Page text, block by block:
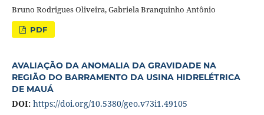
Bruno Rodrigues Oliveira, Gabriela Branquinho Antônio
PDF
AVALIAÇÃO DA ANOMALIA DA GRAVIDADE NA
REGIÃO DO BARRAMENTO DA USINA HIDRELÉTRICA
DE MAUÁ
DOI: https://doi.org/10.5380/geo.v73i1.49105